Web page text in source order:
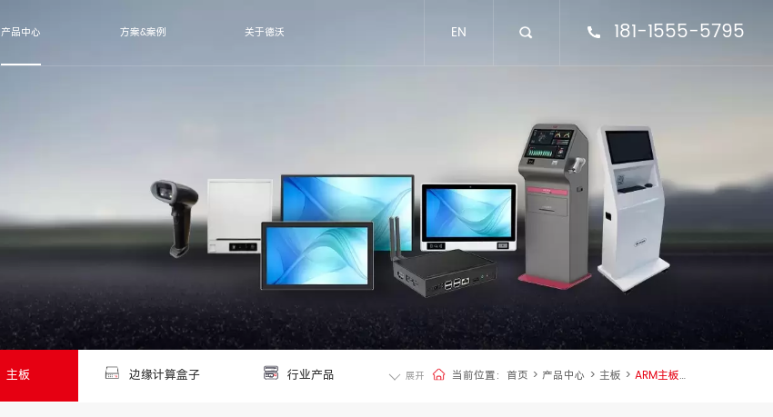
产品中心 方案&案例 关于德沃 EN 181-1555-5795
主板 边缘计算盒子 行业产品 展开 当前位置： 首页 > 产品中心 > 主板 > ARM主板-